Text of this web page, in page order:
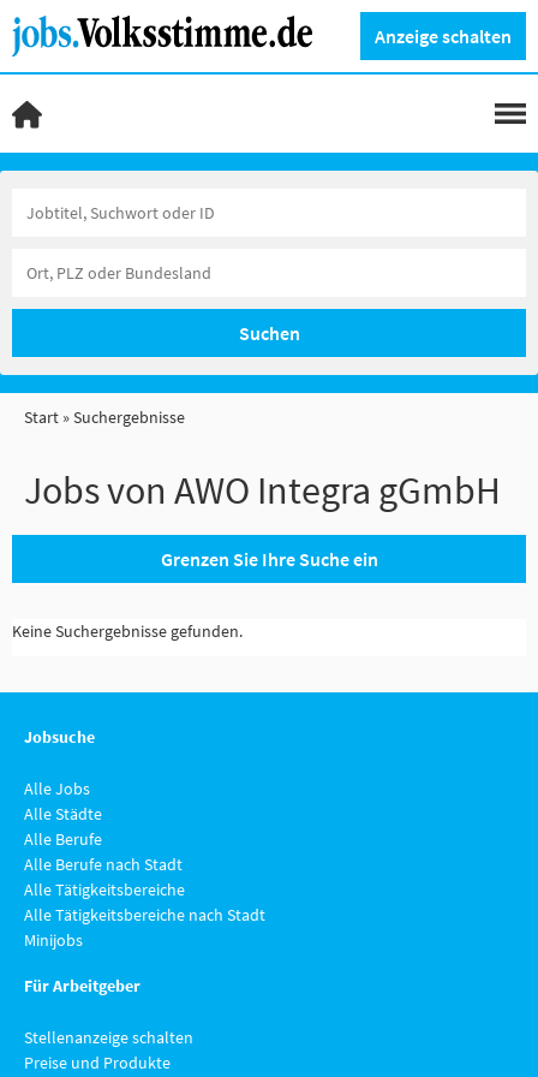
Anzeige schalten
Suchen
Start Suchergebnisse
Jobs von AWO Integra gGmbH
Grenzen Sie Ihre Suche ein
Keine Suchergebnisse gefunden.
Jobsuche
Alle Jobs
Alle Städte
Alle Berufe
Alle Berufe nach Stadt
Alle Tätigkeitsbereiche
Alle Tätigkeitsbereiche nach Stadt
Minijobs
Für Arbeitgeber
Stellenanzeige schalten
Preise und Produkte